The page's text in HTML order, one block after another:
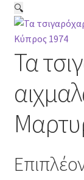
Συχνές
Επικοινωνία
🔍
Τα